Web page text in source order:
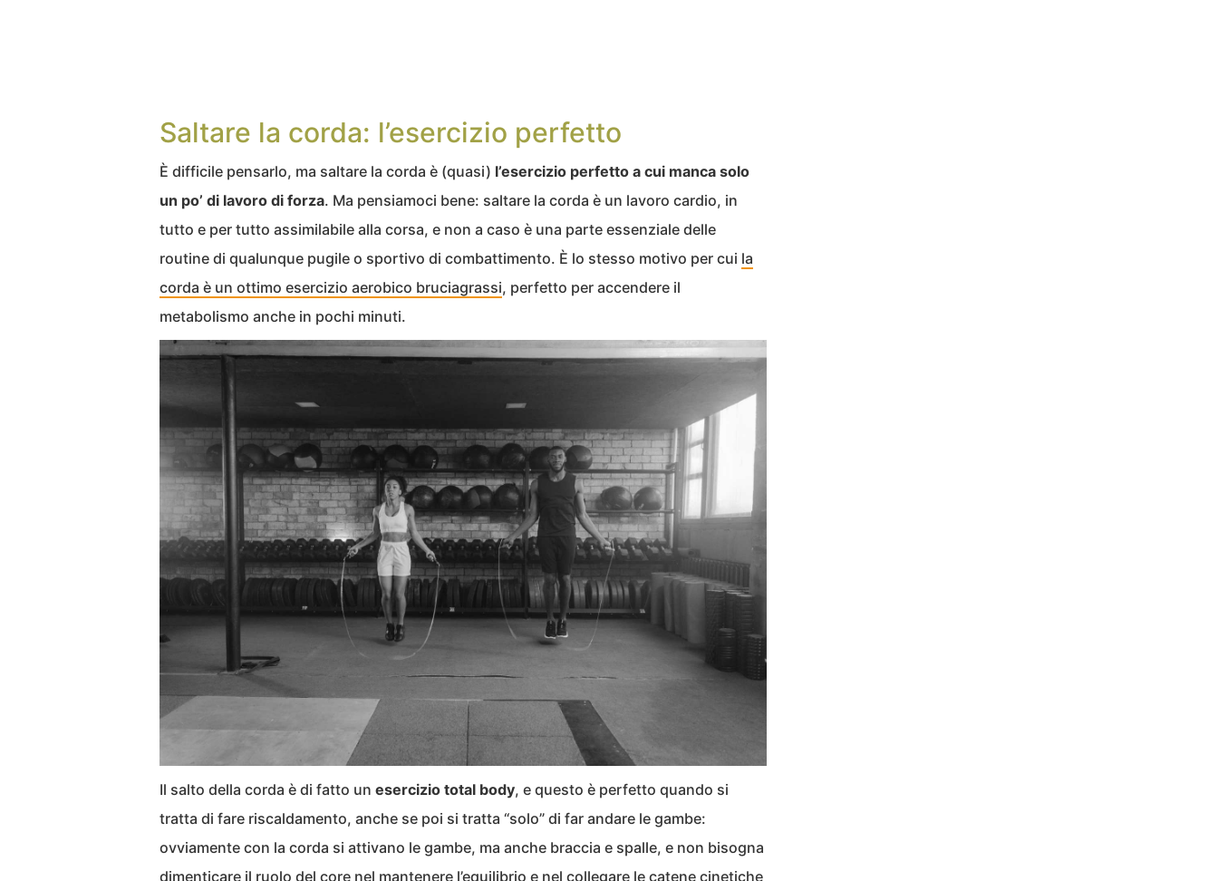
Saltare la corda: l’esercizio perfetto
È difficile pensarlo, ma saltare la corda è (quasi) l’esercizio perfetto a cui manca solo
un po’ di lavoro di forza. Ma pensiamoci bene: saltare la corda è un lavoro cardio, in
tutto e per tutto assimilabile alla corsa, e non a caso è una parte essenziale delle
routine di qualunque pugile o sportivo di combattimento. È lo stesso motivo per cui la
corda è un ottimo esercizio aerobico bruciagrassi, perfetto per accendere il
metabolismo anche in pochi minuti.
Il salto della corda è di fatto un esercizio total body, e questo è perfetto quando si
tratta di fare riscaldamento, anche se poi si tratta “solo” di far andare le gambe:
ovviamente con la corda si attivano le gambe, ma anche braccia e spalle, e non bisogna
dimenticare il ruolo del core nel mantenere l’equilibrio e nel collegare le catene cinetiche